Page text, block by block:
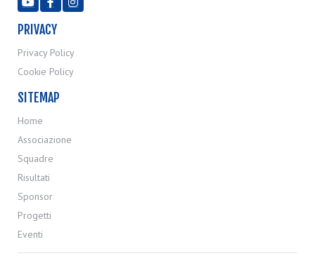
PRIVACY
Privacy Policy
Cookie Policy
SITEMAP
Home
Associazione
Squadre
Risultati
Sponsor
Progetti
Eventi